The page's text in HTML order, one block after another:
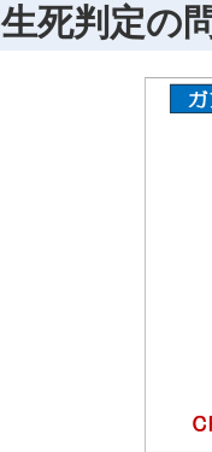
生死判定の